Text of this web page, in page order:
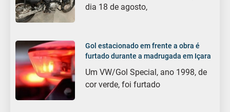
dia 18 de agosto,
Gol estacionado em frente a obra é
furtado durante a madrugada em Içara
Um VW/Gol Special, ano 1998, de
cor verde, foi furtado